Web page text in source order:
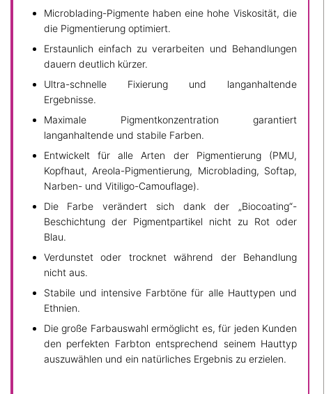
Microblading-Pigmente haben eine hohe Viskosität, die
die Pigmentierung optimiert.
Erstaunlich einfach zu verarbeiten und Behandlungen
dauern deutlich kürzer.
Ultra-schnelle Fixierung und langanhaltende
Ergebnisse.
Maximale Pigmentkonzentration garantiert
langanhaltende und stabile Farben.
Entwickelt für alle Arten der Pigmentierung (PMU,
Kopfhaut, Areola-Pigmentierung, Microblading, Softap,
Narben- und Vitiligo-Camouflage).
Die Farbe verändert sich dank der „Biocoating“-
Beschichtung der Pigmentpartikel nicht zu Rot oder
Blau.
Verdunstet oder trocknet während der Behandlung
nicht aus.
Stabile und intensive Farbtöne für alle Hauttypen und
Ethnien.
Die große Farbauswahl ermöglicht es, für jeden Kunden
den perfekten Farbton entsprechend seinem Hauttyp
auszuwählen und ein natürliches Ergebnis zu erzielen.